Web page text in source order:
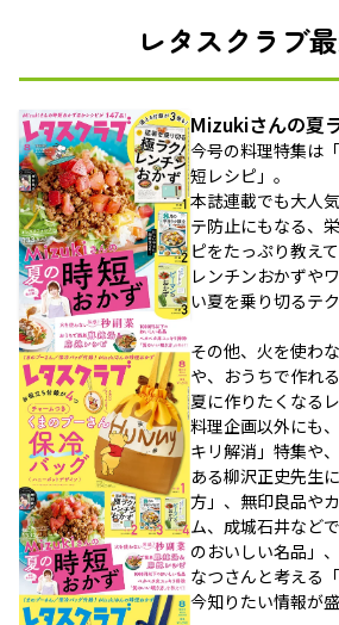
レタスクラブ
Mizukiさんの夏
今号の料理特集は
短レシピ」。
本誌連載でも大人
テ防止にもなる、
ピをたっぷり教え
レンチンおかずや
い夏を乗り切るテ
その他、火を使わ
や、おうちで作れ
夏に作りたくなる
料理企画以外にも
キリ解消」特集や
ある柳沢正史先生
方」、無印良品や
ム、成城石井など
のおいしい名品」
なつさんと考える
今知りたい情報が